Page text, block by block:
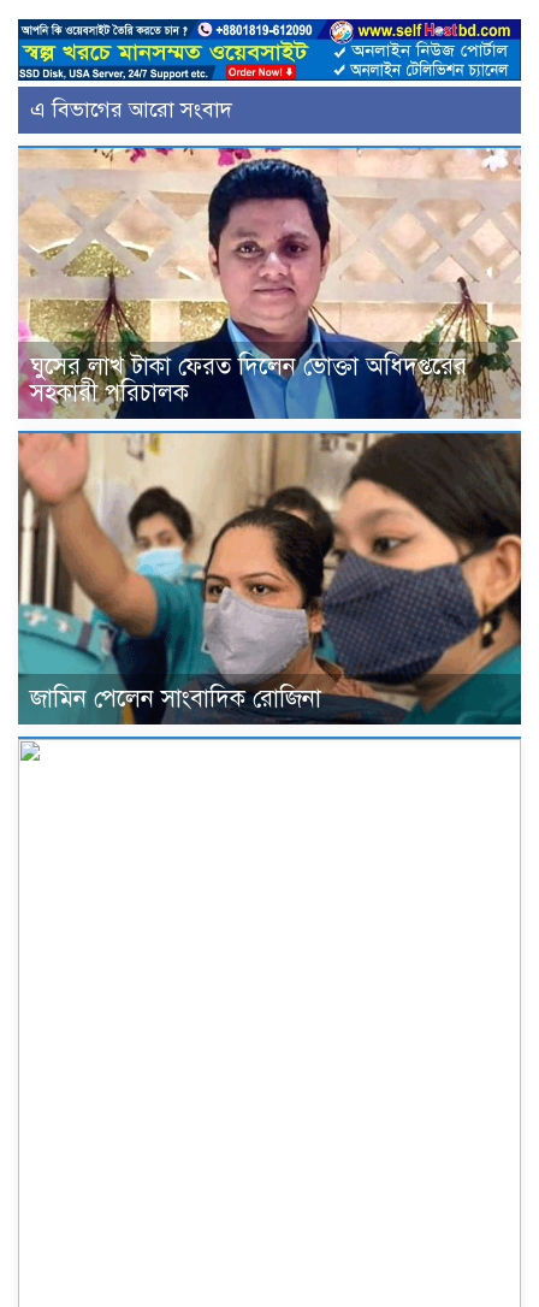
এ বিভাগের আরো সংবাদ
ঘুসের লাখ টাকা ফেরত দিলেন ভোক্তা অধিদপ্তরের
সহকারী পরিচালক
জামিন পেলেন সাংবাদিক রোজিনা